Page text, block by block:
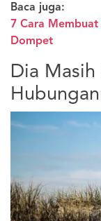
Baca juga:
7 Cara Membuat
Dompet
Dia Masih